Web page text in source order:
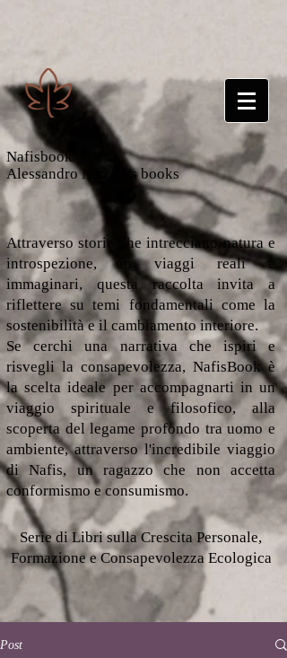
Nafisbook
Alessandro Niccoli's books
Attraverso storie che intrecciano natura e
introspezione, in viaggi reali e
immaginari, questa raccolta invita a
riflettere su temi fondamentali come la
sostenibilità e il cambiamento interiore.
Se cerchi una narrativa che ispiri e
risvegli la consapevolezza, NafisBook è
la scelta ideale per accompagnarti in un
viaggio spirituale e filosofico, alla
scoperta del legame profondo tra uomo e
ambiente, attraverso l'incredibile viaggio
di Nafis, un ragazzo che non accetta
conformismo e consumismo.
Serie di Libri sulla Crescita Personale,
Formazione e Consapevolezza Ecologica
Post